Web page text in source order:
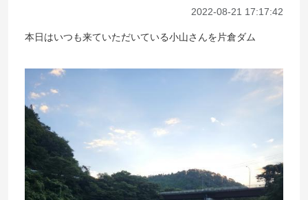
2022-08-21 17:17:42
本日はいつも来ていただいている小山さんを片倉ダム